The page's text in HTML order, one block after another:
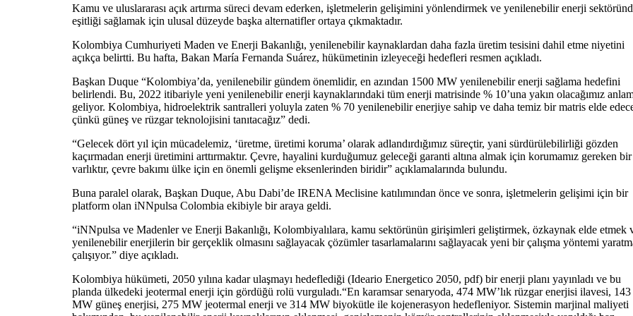
Kamu ve uluslararası açık artırma süreci devam ederken, işletmelerin gelişimini yönlendirmek ve yenilenebilir enerji
eşitliği sağlamak için ulusal düzeyde başka alternatifler ortaya çıkmaktadır.
Kolombiya Cumhuriyeti Maden ve Enerji Bakanlığı, yenilenebilir kaynaklardan daha fazla üretim tesisini dahil etme niyetini
açıkça belirtti. Bu hafta, Bakan María Fernanda Suárez, hükümetinin izleyeceği hedefleri resmen açıkladı.
Başkan Duque “Kolombiya’da, yenilenebilir gündem önemlidir, en azından 1500 MW yenilenebilir enerji sağlama hedefini
belirlendi. Bu, 2022 itibariyle yeni yenilenebilir enerji kaynaklarındaki tüm enerji matrisinde % 10’una yakın olacağımız
geliyor. Kolombiya, hidroelektrik santralleri yoluyla zaten % 70 yenilenebilir enerjiye sahip ve daha temiz bir matris elde
çünkü güneş ve rüzgar teknolojisini tanıtacağız” dedi.
“Gelecek dört yıl için mücadelemiz, ‘üretme, üretimi koruma’ olarak adlandırdığımız süreçtir, yani sürdürülebilirliği gözden
kaçırmadan enerji üretimini arttırmaktır. Çevre, hayalini kurduğumuz geleceği garanti altına almak için korumamız gereken bir
varlıktır, çevre bakımı ülke için en önemli gelişme eksenlerinden biridir” açıklamalarında bulundu.
Buna paralel olarak, Başkan Duque, Abu Dabi’de IRENA Meclisine katılımından önce ve sonra, işletmelerin gelişimi için bir
platform olan iNNpulsa Colombia ekibiyle bir araya geldi.
“iNNpulsa ve Madenler ve Enerji Bakanlığı, Kolombiyalılara, kamu sektörünün girişimleri geliştirmek, özkaynak elde etmek
yenilenebilir enerjilerin bir gerçeklik olmasını sağlayacak çözümler tasarlamalarını sağlayacak yeni bir çalışma yöntemi
çalışıyor.” diye açıkladı.
Kolombiya hükümeti, 2050 yılına kadar ulaşmayı hedeflediği (Ideario Energetico 2050, pdf) bir enerji planı yayınladı ve bu
planda ülkedeki jeotermal enerji için gördüğü rolü vurguladı.“En karamsar senaryoda, 474 MW’lık rüzgar enerjisi ilavesi, 143
MW güneş enerjisi, 275 MW jeotermal enerji ve 314 MW biyokütle ile kojenerasyon hedefleniyor. Sistemin marjinal maliyeti